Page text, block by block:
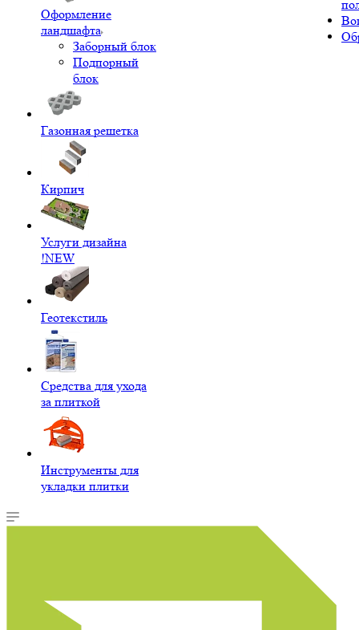
Оформление
ландшафта
Заборный блок
Подпорный
блок
Газонная решетка
Кирпич
Услуги дизайна
!NEW
Геотекстиль
Средства для ухода
за плиткой
Инструменты для
укладки плитки